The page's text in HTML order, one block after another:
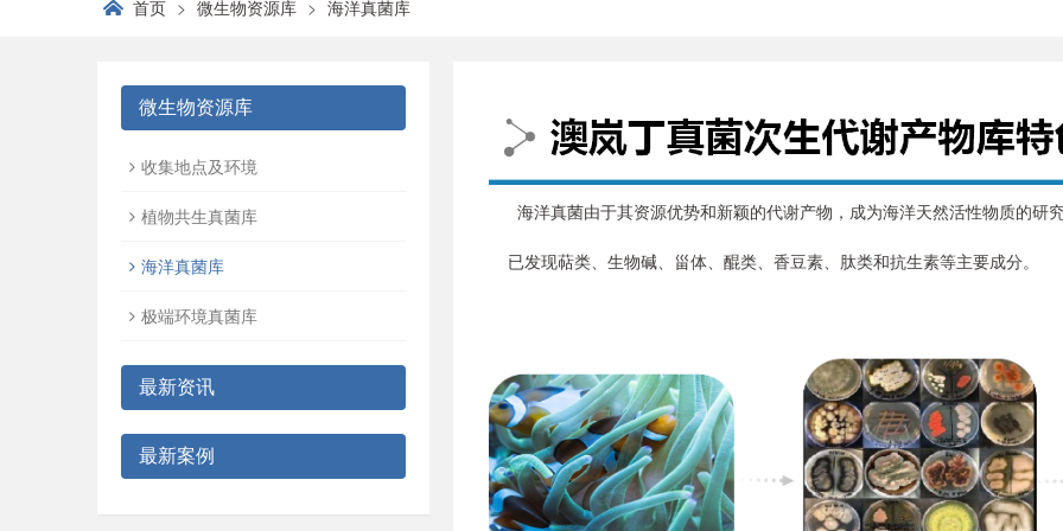
首页 微生物资源库 海洋真菌库
微生物资源库
收集地点及环境
植物共生真菌库
海洋真菌库
极端环境真菌库
最新资讯
最新案例
海洋真菌由于其资源优势和新颖的代谢产物，成为海洋天然活性物质的研
已发现萜类、生物碱、甾体、醌类、香豆素、肽类和抗生素等主要成分。